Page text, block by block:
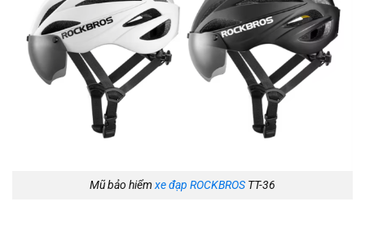
Mũ bảo hiểmxe đạp ROCKBROS TT-36